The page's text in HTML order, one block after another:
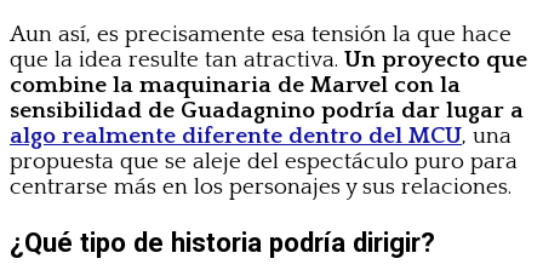
Aun así, es precisamente esa tensión la que hace
que la idea resulte tan atractiva. Un proyecto que
combine la maquinaria de Marvel con la
sensibilidad de Guadagnino podría dar lugar a
algo realmente diferente dentro del MCU, una
propuesta que se aleje del espectáculo puro para
centrarse más en los personajes y sus relaciones.
¿Qué tipo de historia podría dirigir?